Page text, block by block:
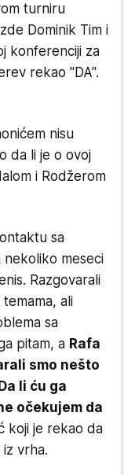
turniru
Dominik Tim i
konferenciji za
rekao "DA".
nisu
da li je o ovoj
i Rodžerom
sa
nekoliko meseci
Razgovarali
ali
sa
pitam, a Rafa
smo nešto
Da li ću ga
očekujem da
koji je rekao da
vrha.